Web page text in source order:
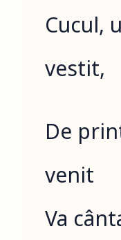
Cucul,
vestit,
De
venit
Va